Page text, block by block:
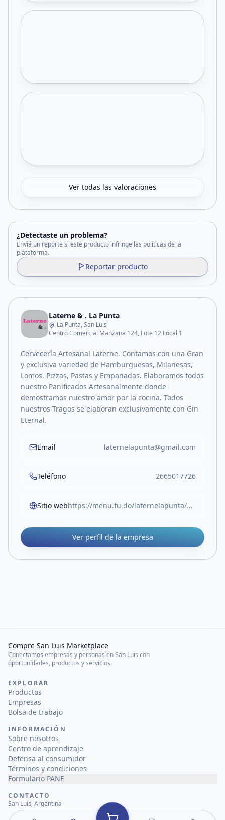
Ver todas las valoraciones
¿Detectaste un problema?
Enviá un reporte si este producto infringe las políticas de la
plataforma.
Reportar producto
Laterne & . La Punta
La Punta, San Luis
Centro Comercial Manzana 124, Lote 12 Local 1
Cervecería Artesanal Laterne. Contamos con una Gran
y exclusiva variedad de Hamburguesas, Milanesas,
Lomos, Pizzas, Pastas y Empanadas. Elaboramos todos
nuestro Panificados Artesanalmente donde
demostramos nuestro amor por la cocina. Todos
nuestros Tragos se elaboran exclusivamente con Gin
Eternal.
Email laternelapunta@gmail.com
Teléfono 2665017726
Sitio web https://menu.fu.do/laternelapunta/qr-menu
Ver perfil de la empresa
Compre San Luis Marketplace
Conectamos empresas y personas en San Luis con
oportunidades, productos y servicios.
EXPLORAR
Productos
Empresas
Bolsa de trabajo
INFORMACIÓN
Sobre nosotros
Centro de aprendizaje
Defensa al consumidor
Términos y condiciones
Formulario PANE
CONTACTO
San Luis, Argentina